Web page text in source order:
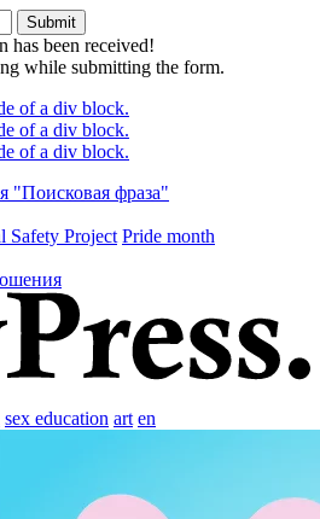
has been received!
while submitting the form.
of a div block.
of a div block.
of a div block.
"Поисковая фраза"
Safety Project Pride month
sex education art en